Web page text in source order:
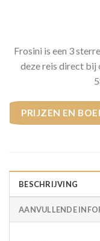
Frosini is een 3
deze reis direct bij
PRIJZEN EN
BESCHRIJVING
AANVULLENDE